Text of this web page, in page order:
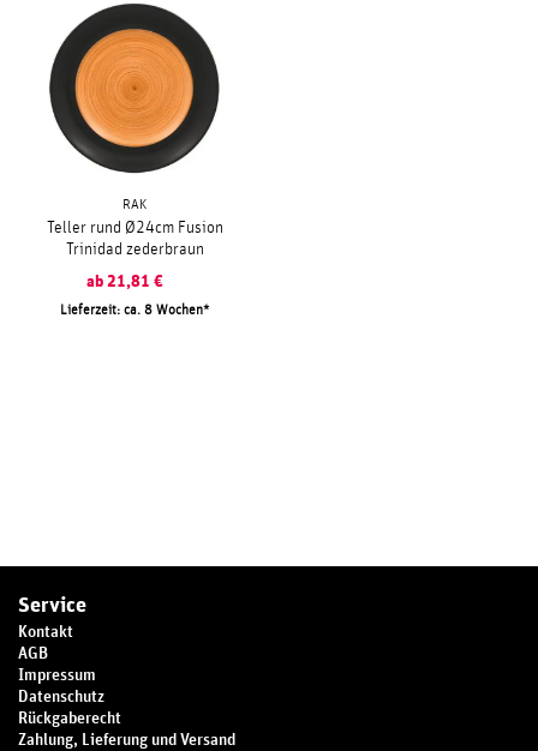
RAK
Teller rund Ø24cm Fusion
Trinidad zederbraun
ab 21,81 €
Lieferzeit: ca. 8 Wochen
Service
Kontakt
AGB
Impressum
Datenschutz
Rückgaberecht
Zahlung, Lieferung und Versand